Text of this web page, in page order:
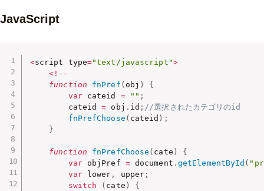
JavaScript
<script type="text/javascript">
< ! --
function
fnPref ( obj )
{
var cateid = "" ;
        cateid
= obj . id ; //選択されたカテゴリのid
fnPrefChoose ( cateid ) ;
}
function fnPrefChoose ( cate )
{
var objPref = document . getElementById (
var lower , upper ;
switch
( cate )
{